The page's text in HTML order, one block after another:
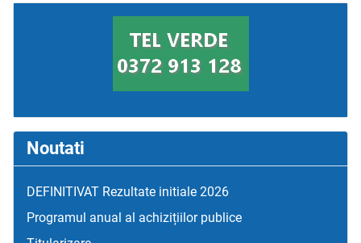
Noutati
DEFINITIVAT Rezultate initiale 2026
Programul anual al achizițiilor publice